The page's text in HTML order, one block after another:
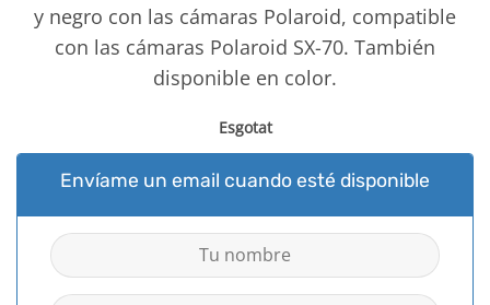
y negro con las cámaras Polaroid, compatible
con las cámaras Polaroid SX-70. También
disponible en color.
Esgotat
Envíame un email cuando esté disponible